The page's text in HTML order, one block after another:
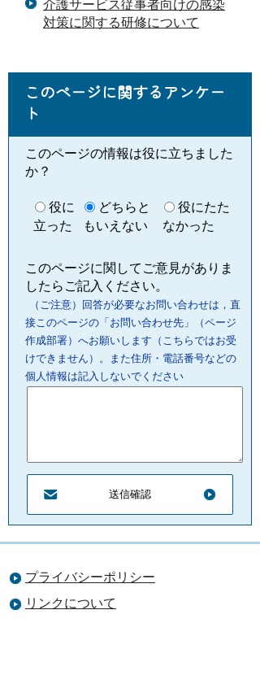
介護サービス従事者向けの感染
対策に関する研修について
このページに関するアンケー
ト
このページの情報は役に立ちました
か？
役に
立った
どちらと
もいえない
役にたた
なかった
このページに関してご意見がありま
したらご記入ください。
（ご注意）回答が必要なお問い合わせは，直
接このページの「お問い合わせ先」（ページ
作成部署）へお願いします（こちらではお受
けできません）。また住所・電話番号などの
個人情報は記入しないでください
プライバシーポリシー
リンクについて